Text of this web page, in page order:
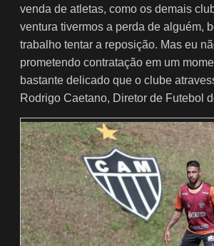
venda de atletas, como os demais
ventura tivermos a perda de alguém,
trabalho tentar a reposição. Mas eu
prometendo contratação em um
bastante delicado que o clube
Rodrigo Caetano, Diretor de Futebol